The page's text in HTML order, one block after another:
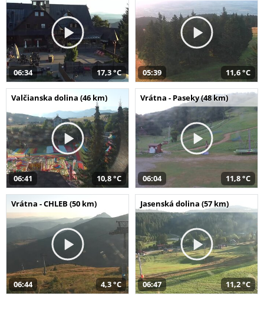
06:34 17,3 °C 05:39 11,6 °C
Valčianska dolina (46 km)
06:41 10,8 °C
Vrátna - Paseky (48 km)
06:04 11,8 °C
Vrátna - CHLEB (50 km)
06:44 4,3 °C
Jasenská dolina (57 km)
06:47 11,2 °C